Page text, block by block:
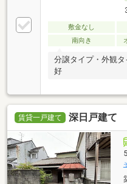
敷金なし
南向き
分譲タイプ・外観
好
賃貸一戸建て 深日戸建て